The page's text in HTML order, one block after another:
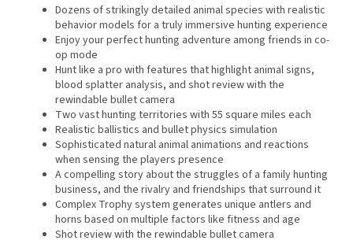
Dozens of strikingly detailed animal species with realistic
behavior models for a truly immersive hunting experience
Enjoy your perfect hunting adventure among friends in co-
op mode
Hunt like a pro with features that highlight animal signs,
blood splatter analysis, and shot review with the
rewindable bullet camera
Two vast hunting territories with 55 square miles each
Realistic ballistics and bullet physics simulation
Sophisticated natural animal animations and reactions
when sensing the players presence
A compelling story about the struggles of a family hunting
business, and the rivalry and friendships that surround it
Complex Trophy system generates unique antlers and
horns based on multiple factors like fitness and age
Shot review with the rewindable bullet camera